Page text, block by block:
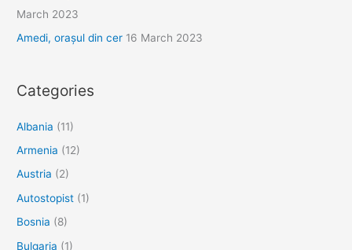
March 2023
Amedi, orașul din cer 16 March 2023
Categories
Albania (11)
Armenia (12)
Austria (2)
Autostopist (1)
Bosnia (8)
Bulgaria (1)